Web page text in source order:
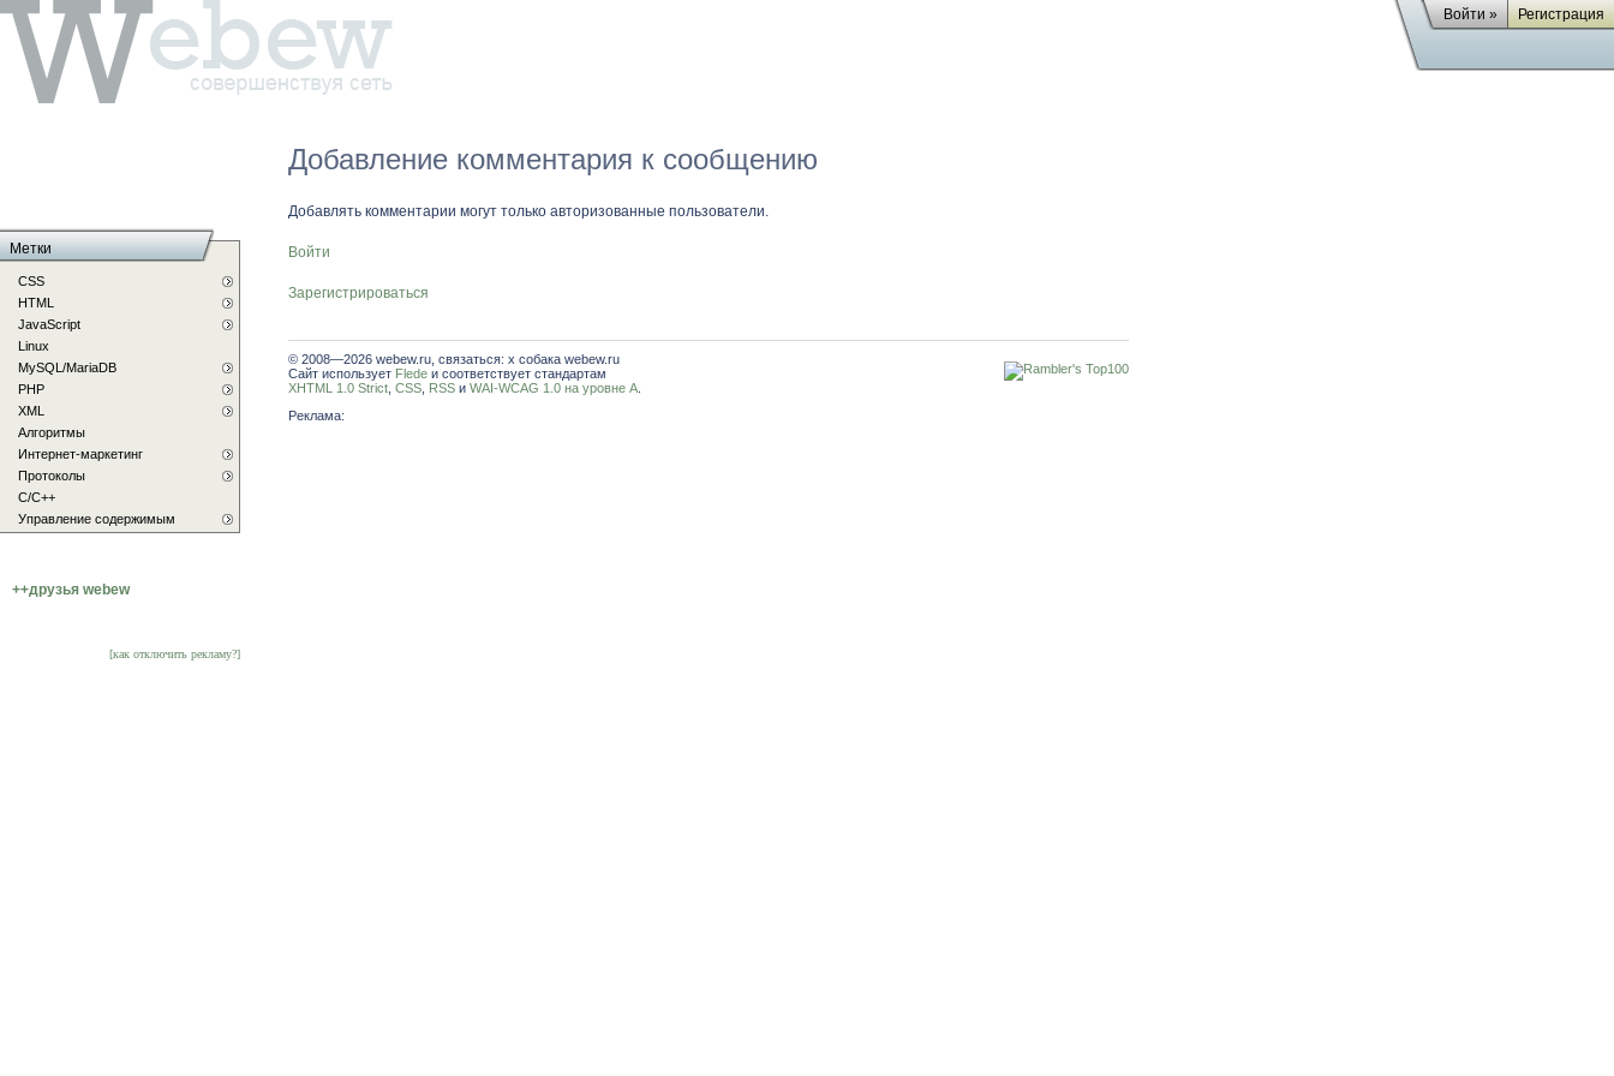
Войти » Регистрация
Добавление комментария к сообщению
Добавлять комментарии могут только авторизованные пользователи.
Войти
Зарегистрироваться
© 2008—2026 webew.ru, связаться: x собака webew.ru
Сайт использует Flede и соответствует стандартам
XHTML 1.0 Strict CSS RSS и WAI-WCAG 1.0 на уровне A
Реклама:
Метки
CSS
HTML
JavaScript
Linux
MySQL/MariaDB
PHP
XML
Алгоритмы
Интернет-маркетинг
Протоколы
С/C++
Управление содержимым
++друзья webew
[как отключить рекламу?]